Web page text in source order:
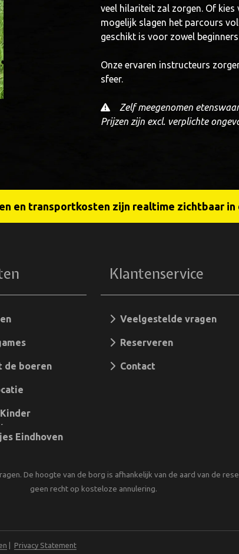
veel hilariteit zal zorgen. Of
mogelijk slagen het parcours
geschikt is voor zowel
Onze ervaren instructeurs
sfeer.
Zelf meegenomen
Prijzen zijn excl. verplichte
en transportkosten zijn realtime zichtbaar in
de boeren
Eindhoven
Klantenservice
Veelgestelde vragen
Reserveren
Contact
De hoogte van de borg is afhankelijk van de aard van de
geen recht op kosteloze annulering.
Privacy Statement